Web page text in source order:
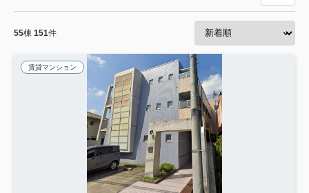
55棟 151件
賃貸マンション